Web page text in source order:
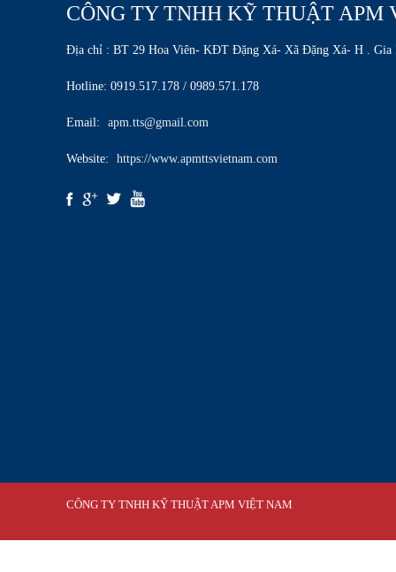
CÔNG TY TNHH KỸ THUẬT APM
Địa chỉ : BT 29 Hoa Viên- KĐT Đặng Xá- Xã Đặng Xá- H . Gia
Hotline: 0919.517.178 / 0989.571.178
Email: apm.tts@gmail.com
Website: https://www.apmttsvietnam.com
CÔNG TY TNHH KỸ THUẬT APM VIỆT NAM